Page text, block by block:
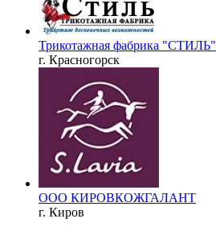
Трикотажная фабрика "СТИЛЬ"
г. Красногорск
ООО КИРОВКОЖГАЛАНТ
г. Киров